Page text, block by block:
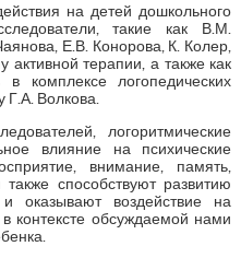
на детей дошкольного
такие как В.М.
Е.В. Конорова, К. Колер,
терапии, а также как
комплексе логопедических
Г.А. Волкова.
логоритмические
влияние на психические
внимание, память,
способствуют развитию
оказывают воздействие на
контексте обсуждаемой нами